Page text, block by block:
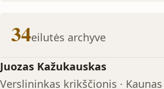
34eilutės archyve
Juozas Kažukauskas
Verslininkas krikščionis · Kaunas